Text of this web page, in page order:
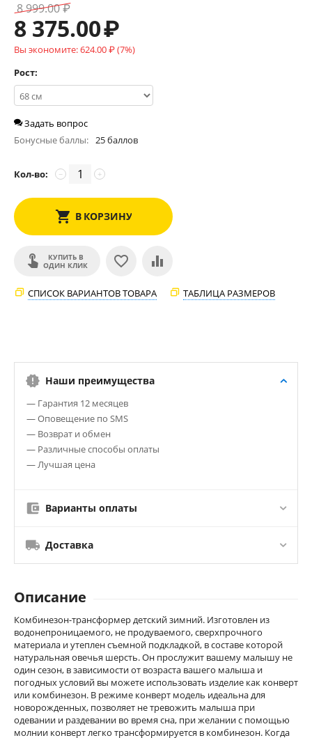
8 999.00₽
8 375.00₽
Вы экономите:624.00₽(7%)
Рост:
Задать вопрос
Бонусные баллы: 25 баллов
Кол-во: +
−
В КОРЗИНУ
КУПИТЬ В
ОДИН КЛИК
СПИСОК ВАРИАНТОВ ТОВАРА ТАБЛИЦА РАЗМЕРОВ
Наши преимущества
— Гарантия 12 месяцев
— Оповещение по SMS
— Возврат и обмен
— Различные способы оплаты
— Лучшая цена
Варианты оплаты
Доставка
Описание
Комбинезон-трансформер детский зимний. Изготовлен из
водонепроницаемого, не продуваемого, сверхпрочного
материала и утеплен съемной подкладкой, в составе которой
натуральная овечья шерсть. Он прослужит вашему малышу не
один сезон, в зависимости от возраста вашего малыша и
погодных условий вы можете использовать изделие как конверт
или комбинезон. В режиме конверт модель идеальна для
новорожденных, позволяет не тревожить малыша при
одевании и раздевании во время сна, при желании с помощью
молнии конверт легко трансформируется в комбинезон. Когда